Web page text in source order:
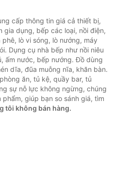
cấp thông tin giá cả thiết bị,
dụng, bếp các loại, nồi điện,
lò vi sóng, lò nướng, máy
Dụng cụ nhà bếp như nồi niêu
ấm nước, bếp nướng. Đồ dùng
dĩa, đũa muỗng nĩa, khăn bàn.
ăn, tủ kệ, quầy bar, tủ
sự nỗ lực không ngừng, chúng
giúp bạn so sánh giá, tìm
tôi không bán hàng.